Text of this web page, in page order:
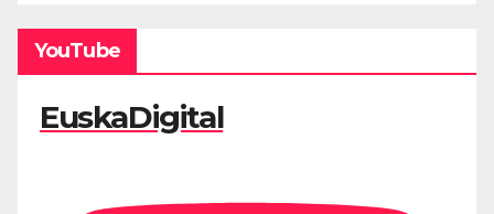
YouTube
EuskaDigital